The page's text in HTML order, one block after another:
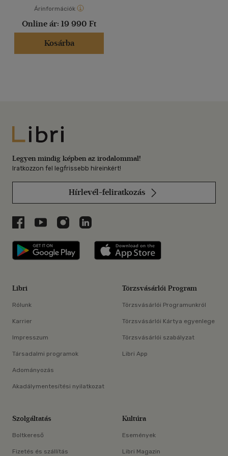
Árinformációk
Online ár: 19 990 Ft
Kosárba
Libri
Legyen mindig képben az irodalommal!
Iratkozzon fel legfrissebb híreinkért!
Hírlevél-feliratkozás
Libri a Facebookon
Libri a Youtube-on
Libri az Instagramon
Libri a LinkedInen
Libri applikáció Szerezd meg: Google
Libri
Rólunk
Karrier
Impresszum
Társadalmi programok
Adományozás
Akadálymentesítési nyilatkozat
Törzsvásárlói Program
Törzsvásárlói Programunkról
Törzsvásárlói Kártya egyenlege
Törzsvásárlói szabályzat
Libri App
Szolgáltatás
Boltkereső
Fizetés és szállítás
Kultúra
Események
Libri Magazin